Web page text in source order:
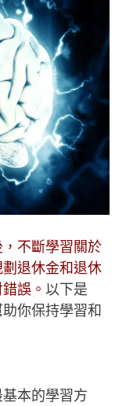
不斷學習關於
退休金和退休
誤。 以下是
你保持學習和
本的學習方